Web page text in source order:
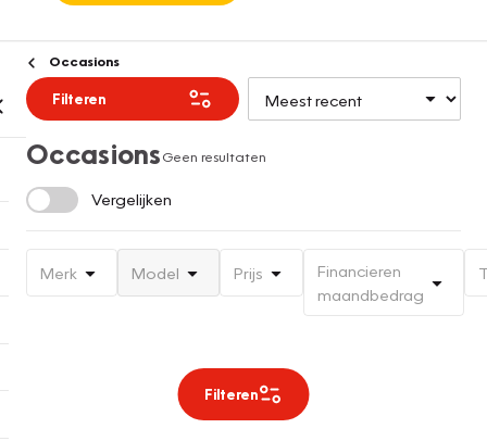
Occasions
Filteren
OccasionsGeen resultaten
Vergelijken
Merk Model Prijs
Financieren
maandbedrag
Filteren